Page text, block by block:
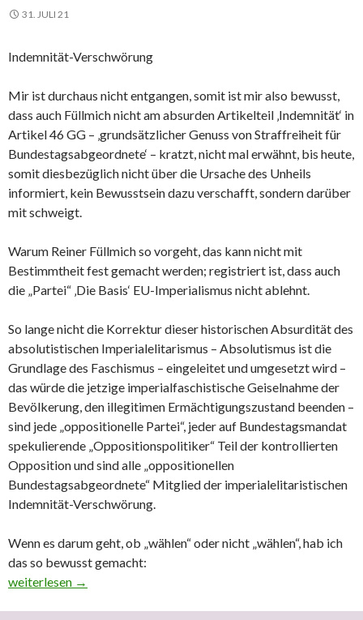
31. JULI 21
Indemnität-Verschwörung
Mir ist durchaus nicht entgangen, somit ist mir also bewusst,
dass auch Füllmich nicht am absurden Artikelteil ‚Indemnität‘ in
Artikel 46 GG – ‚grundsätzlicher Genuss von Straffreiheit für
Bundestagsabgeordnete‘ – kratzt, nicht mal erwähnt, bis heute,
somit diesbezüglich nicht über die Ursache des Unheils
informiert, kein Bewusstsein dazu verschafft, sondern darüber
mit schweigt.
Warum Reiner Füllmich so vorgeht, das kann nicht mit
Bestimmtheit fest gemacht werden; registriert ist, dass auch
die „Partei“ ‚Die Basis‘ EU-Imperialismus nicht ablehnt.
So lange nicht die Korrektur dieser historischen Absurdität des
absolutistischen Imperialelitarismus – Absolutismus ist die
Grundlage des Faschismus – eingeleitet und umgesetzt wird –
das würde die jetzige imperialfaschistische Geiselnahme der
Bevölkerung, den illegitimen Ermächtigungszustand beenden –
sind jede „oppositionelle Partei“, jeder auf Bundestagsmandat
spekulierende „Oppositionspolitiker“ Teil der kontrollierten
Opposition und sind alle „oppositionellen
Bundestagsabgeordnete“ Mitglied der imperialelitaristischen
Indemnität-Verschwörung.
Wenn es darum geht, ob „wählen“ oder nicht „wählen“, hab ich
das so bewusst gemacht:
Indemnität-Verschwörung
weiterlesen →